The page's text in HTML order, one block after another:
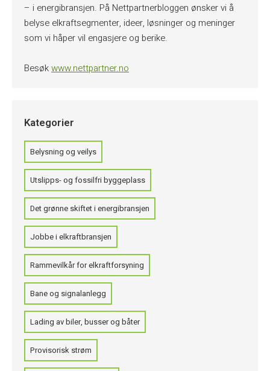
– i energibransjen. På Nettpartnerbloggen ønsker vi å
belyse elkraftsegmenter, ideer, løsninger og meninger
som vi håper vil engasjere og berike.
Besøkwww.nettpartner.no
Kategorier
Belysning og veilys
Utslipps- og fossilfri byggeplass
Det grønne skiftet i energibransjen
Jobbe i elkraftbransjen
Rammevilkår for elkraftforsyning
Bane og signalanlegg
Lading av biler, busser og båter
Provisorisk strøm